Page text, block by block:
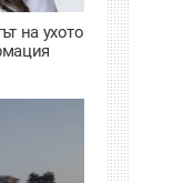
на ухото